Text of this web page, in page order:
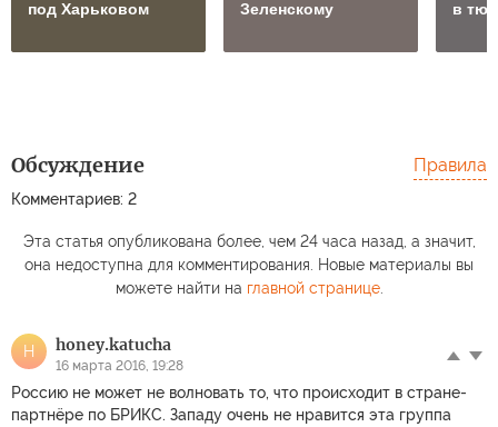
под Харьковом Зеленскому в
Обсуждение
Комментариев: 2
Правила
Эта статья опубликована более, чем 24 часа назад, а значит,
она недоступна для комментирования. Новые материалы вы
можете найти на главной странице.
H honey.katucha
16 марта 2016, 19:28
Россию не может не волновать то, что происходит в стране-
партнёре по БРИКС. Западу очень не нравится эта группа